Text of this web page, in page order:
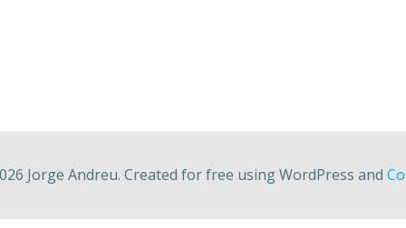
Jorge Andreu. Created for free using WordPress and